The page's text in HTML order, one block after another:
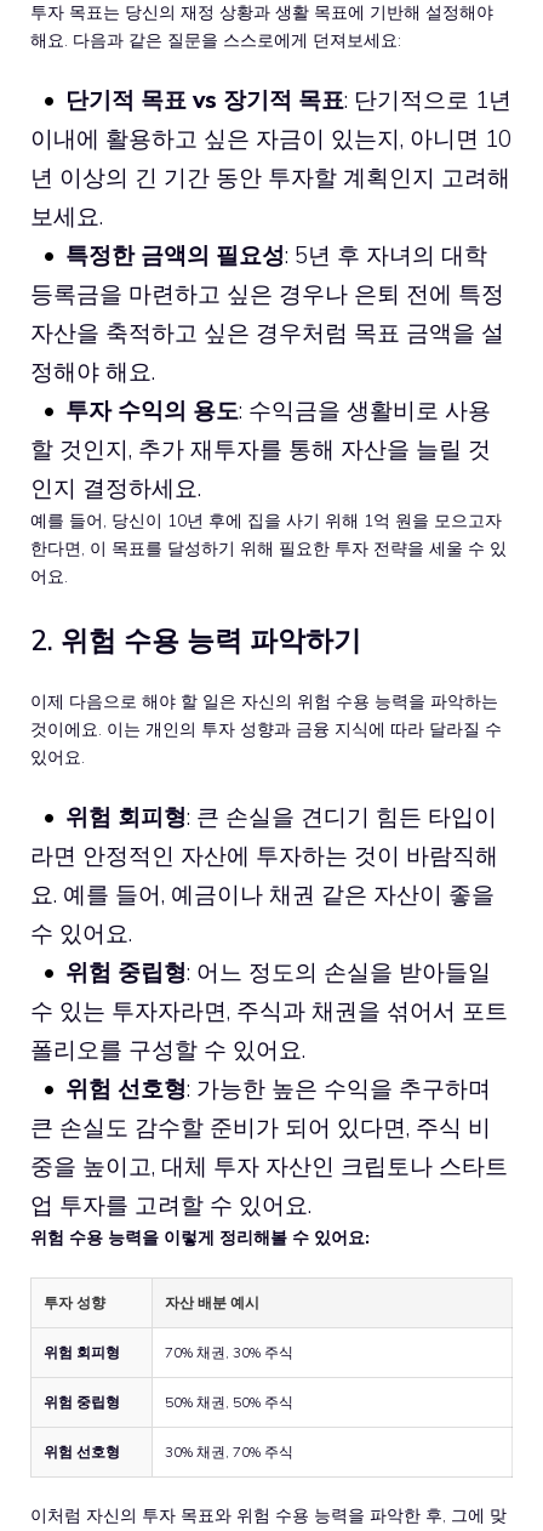
투자 목표는 당신의 재정 상황과 생활 목표에 기반해 설정해야
해요. 다음과 같은 질문을 스스로에게 던져보세요:
단기적 목표 vs 장기적 목표: 단기적으로 1년
이내에 활용하고 싶은 자금이 있는지, 아니면 10
년 이상의 긴 기간 동안 투자할 계획인지 고려해
보세요.
특정한 금액의 필요성: 5년 후 자녀의 대학
등록금을 마련하고 싶은 경우나 은퇴 전에 특정
자산을 축적하고 싶은 경우처럼 목표 금액을 설
정해야 해요.
투자 수익의 용도: 수익금을 생활비로 사용
할 것인지, 추가 재투자를 통해 자산을 늘릴 것
인지 결정하세요.
예를 들어, 당신이 10년 후에 집을 사기 위해 1억 원을 모으고자
한다면, 이 목표를 달성하기 위해 필요한 투자 전략을 세울 수 있
어요.
2. 위험 수용 능력 파악하기
이제 다음으로 해야 할 일은 자신의 위험 수용 능력을 파악하는
것이에요. 이는 개인의 투자 성향과 금융 지식에 따라 달라질 수
있어요.
위험 회피형: 큰 손실을 견디기 힘든 타입이
라면 안정적인 자산에 투자하는 것이 바람직해
요. 예를 들어, 예금이나 채권 같은 자산이 좋을
수 있어요.
위험 중립형: 어느 정도의 손실을 받아들일
수 있는 투자자라면, 주식과 채권을 섞어서 포트
폴리오를 구성할 수 있어요.
위험 선호형: 가능한 높은 수익을 추구하며
큰 손실도 감수할 준비가 되어 있다면, 주식 비
중을 높이고, 대체 투자 자산인 크립토나 스타트
업 투자를 고려할 수 있어요.
위험 수용 능력을 이렇게 정리해볼 수 있어요:
투자 성향 자산 배분 예시
위험 회피형 70% 채권, 30% 주식
위험 중립형 50% 채권, 50% 주식
위험 선호형 30% 채권, 70% 주식
이처럼 자신의 투자 목표와 위험 수용 능력을 파악한 후, 그에 맞